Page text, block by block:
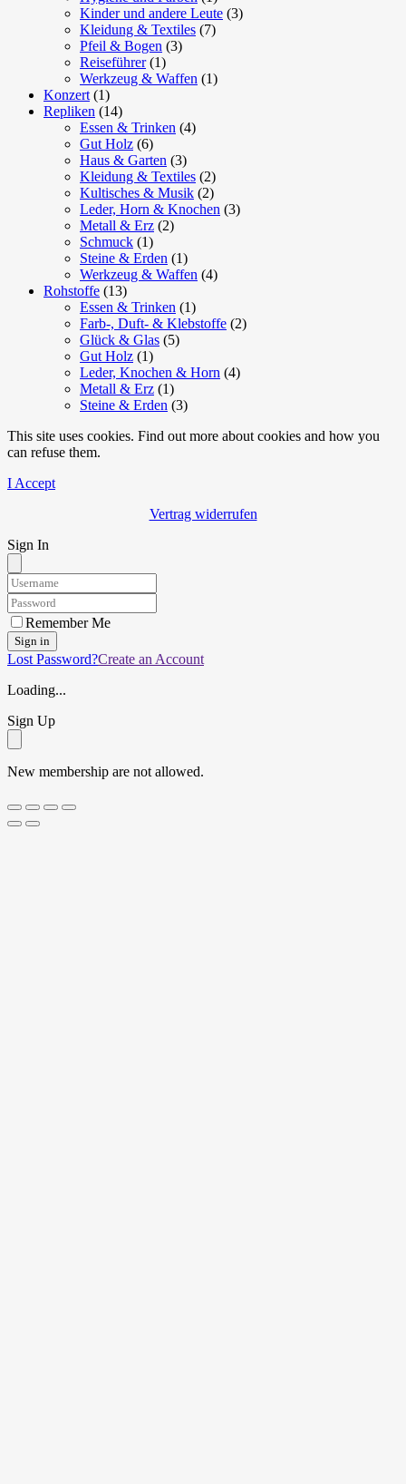
Kinder und andere Leute (3)
Kleidung & Textiles (7)
Pfeil & Bogen (3)
Reiseführer (1)
Werkzeug & Waffen (1)
Konzert (1)
Repliken (14)
Essen & Trinken (4)
Gut Holz (6)
Haus & Garten (3)
Kleidung & Textiles (2)
Kultisches & Musik (2)
Leder, Horn & Knochen (3)
Metall & Erz (2)
Schmuck (1)
Steine & Erden (1)
Werkzeug & Waffen (4)
Rohstoffe (13)
Essen & Trinken (1)
Farb-, Duft- & Klebstoffe (2)
Glück & Glas (5)
Gut Holz (1)
Leder, Knochen & Horn (4)
Metall & Erz (1)
Steine & Erden (3)
This site uses cookies. Find out more about cookies and how you
can refuse them.
I Accept
Vertrag widerrufen
Sign In
Remember Me
Sign in
Lost Password?Create an Account
Loading...
Sign Up
New membership are not allowed.